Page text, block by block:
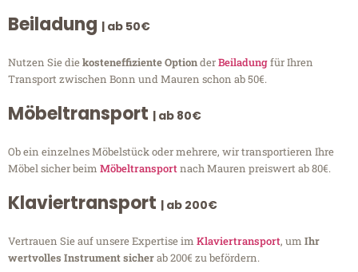
Beiladung | ab 50€
Nutzen Sie diekosteneffiziente OptionderBeiladungfür Ihren
Transport zwischen Bonn und Mauren schon ab 50€.
Möbeltransport | ab 80€
Ob ein einzelnes Möbelstück oder mehrere, wir transportieren Ihre
Möbel sicher beim Möbeltransportnach Mauren preiswert ab 80€.
Klaviertransport | ab 200€
Vertrauen Sie auf unsere Expertise im Klaviertransport, um Ihr
wertvolles Instrument sicherab 200€ zu befördern.